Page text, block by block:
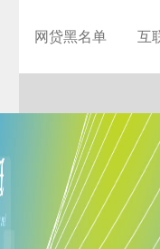
网贷黑名单 互